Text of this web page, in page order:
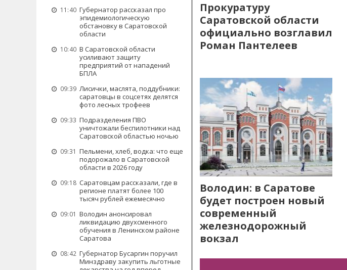
11:40 Губернатор рассказал про
эпидемиологическую
обстановку в Саратовской
области
10:40 В Саратовской области
усиливают защиту
предприятий от нападений
БПЛА
09:39 Лисички, маслята, поддубники:
саратовцы в соцсетях делятся
фото лесных трофеев
09:33 Подразделения ПВО
уничтожали беспилотники над
Саратовской областью ночью
09:31 Пельмени, хлеб, водка: что еще
подорожало в Саратовской
области в 2026 году
09:18 Саратовцам рассказали, где в
регионе платят более 100
тысяч рублей ежемесячно
09:01 Володин анонсировал
ликвидацию двухсменного
обучения в Ленинском районе
Саратова
08:42 Губернатор Бусаргин поручил
Минздраву закупить льготные
Прокуратуру
Саратовской области
официально возглавил
Роман Пантелеев
Володин: в Саратове
будет построен новый
современный
железнодорожный
вокзал